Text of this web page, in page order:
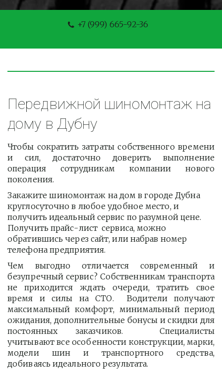
+7 (999) 665-92-36
Передвижной шиномонтаж на
дому в Дубну
Чтобы сократить затраты собственного времени
и сил, достаточно доверить выполнение
операция сотрудникам компании нового
поколения.
Закажите шиномонтаж на дом в городе Дубна
круглосуточно в любое удобное место, и
получить идеальный сервис по разумной цене.
Получить прайс-лист  сервиса, можно
обратившись через сайт, или набрав номер
телефона предприятия.
Чем выгодно отличается современный и
безупречный сервис? Собственникам транспорта
не приходится ждать очереди, тратить свое
время и силы на СТО. Водители получают
максимальный комфорт, минимальный период
ожидания, дополнительные бонусы и скидки для
постоянных заказчиков. Специалисты
учитывают все особенности конструкции, марки,
модели шин и транспортного средства,
добиваясь идеального результата.